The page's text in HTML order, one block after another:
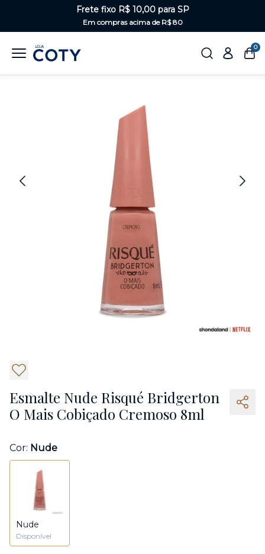
Frete fixo R$ 10,00 para SP
Em compras acima de R$ 80
0
Esmalte Nude Risqué Bridgerton
O Mais Cobiçado Cremoso 8ml
Cor: Nude
Nude
Disponível